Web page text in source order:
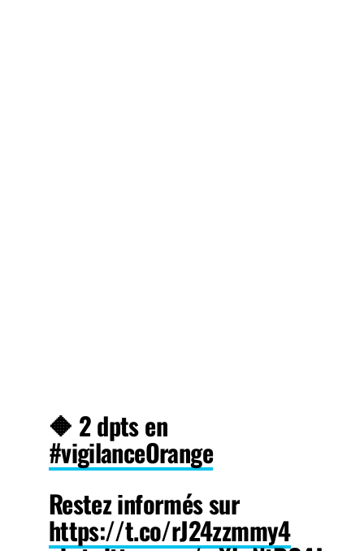
🔶 2 dpts en
#vigilanceOrange
Restez informés sur
https://t.co/rJ24zzmmy4